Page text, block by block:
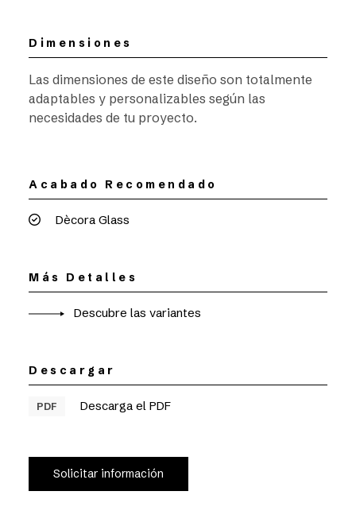
Dimensiones
Las dimensiones de este diseño son totalmente
adaptables y personalizables según las
necesidades de tu proyecto.
Acabado Recomendado
Dècora Glass
Más Detalles
Descubre las variantes
Descargar
PDF Descarga el PDF
Solicitar información